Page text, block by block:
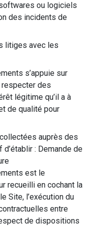
ou logiciels
des incidents de
litiges avec les
s’appuie sur
respecter des
légitime qu’il a à
de qualité pour
auprès des
: Demande de
est le
recueilli en cochant la
Site, l’exécution du
entre
de dispositions